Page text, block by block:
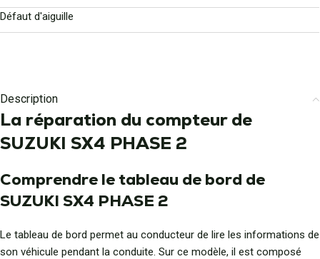
Défaut d'aiguille
Description
La réparation du compteur de
SUZUKI SX4 PHASE 2
Comprendre le tableau de bord de
SUZUKI SX4 PHASE 2
Le tableau de bord permet au conducteur de lire les informations de
son véhicule pendant la conduite. Sur ce modèle, il est composé